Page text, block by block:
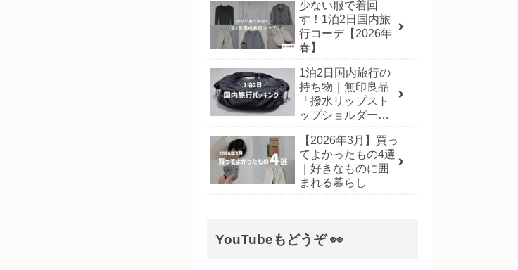
少ない服で着回
す！1泊2日国内旅
行コーデ【2026年
春】
1泊2日国内旅行の
持ち物｜無印良品
「撥水リップスト
ップショルダーバ
グ！【2026年3月】
【2026年3月】買っ
てよかったもの4選
｜好きなものに囲
まれる暮らし
YouTubeもどうぞ 👀